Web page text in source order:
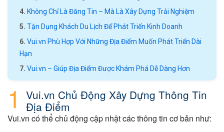
Không Chỉ Là Đăng Tin – Mà Là Xây Dựng Trải Nghiệm
Tận Dụng Khách Du Lịch Để Phát Triển Kinh Doanh
Vui.vn Phù Hợp Với Những Địa Điểm Muốn Phát Triển Dài
Hạn
Vui.vn – Giúp Địa Điểm Được Khám Phá Dễ Dàng Hơn
Vui.vn Chủ Động Xây Dựng Thông Tin
Địa Điểm
Vui.vn có thể chủ động cập nhật các thông tin cơ bản như: